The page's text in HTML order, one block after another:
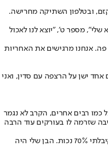
ובטלפון השתיקה מחרישה.
מספר ט', "יוצא לנו לאכול
אנחנו מרגישים את האחריות
אחד ישן על הרצפה עם סדין, ואני
גם אחר כך המשיך להילחם, אבל כמו רבים אחרים, הקרב לא נגמר
שזרמה לו בעורקים עוד הרבה
"התגייסתי בשנת 55' כשרפול ואריק שרון עוד היו מפקדים", אומר אהרון בן ה-87, לשעבר חובש פלוגתי בצנחנים, וכיום סבו של ר'. "השתתפתי בכל פעולות התגמול עד לשנת 56', אז נפצעתי וקיבלתי 70% נכות. הבן שלי היה